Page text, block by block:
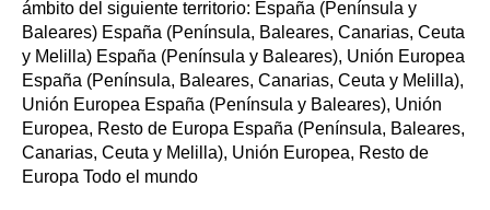
ámbito del siguiente territorio: España (Península y
Baleares) España (Península, Baleares, Canarias, Ceuta
y Melilla) España (Península y Baleares), Unión Europea
España (Península, Baleares, Canarias, Ceuta y Melilla),
Unión Europea España (Península y Baleares), Unión
Europea, Resto de Europa España (Península, Baleares,
Canarias, Ceuta y Melilla), Unión Europea, Resto de
Europa Todo el mundo